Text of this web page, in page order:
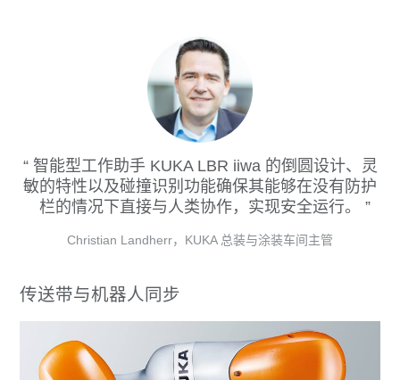
智能型工作助手 KUKA LBR iiwa 的倒圆设计、灵
敏的特性以及碰撞识别功能确保其能够在没有防护
栏的情况下直接与人类协作，实现安全运行。
Christian Landherr，KUKA 总装与涂装车间主管
传送带与机器人同步